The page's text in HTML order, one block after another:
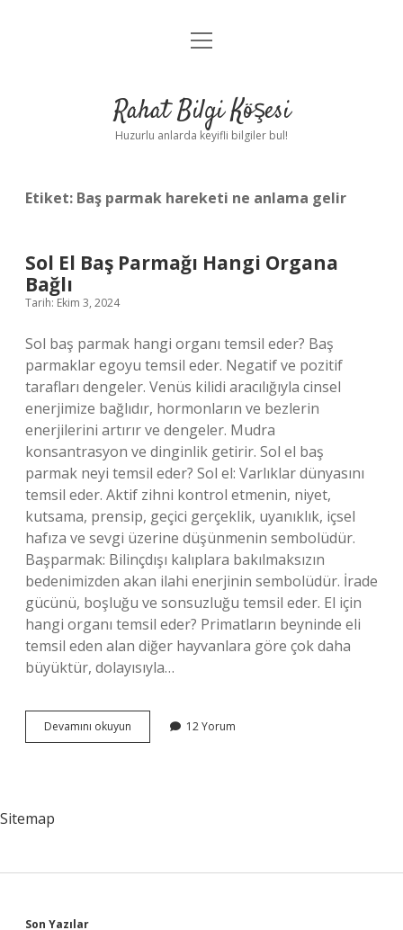
Anasayfa
Yasal Uyarı
menüyü
Rahat Bilgi Köşesi
Huzurlu anlarda keyifli bilgiler bul!
Etiket: Baş parmak hareketi ne anlama gelir
Sol El Baş Parmağı Hangi Organa
Bağlı
Tarih: Ekim 3, 2024
Sol baş parmak hangi organı temsil eder? Baş
parmaklar egoyu temsil eder. Negatif ve pozitif
tarafları dengeler. Venüs kilidi aracılığıyla cinsel
enerjimize bağlıdır, hormonların ve bezlerin
enerjilerini artırır ve dengeler. Mudra
konsantrasyon ve dinginlik getirir. Sol el baş
parmak neyi temsil eder? Sol el: Varlıklar dünyasını
temsil eder. Aktif zihni kontrol etmenin, niyet,
kutsama, prensip, geçici gerçeklik, uyanıklık, içsel
hafıza ve sevgi üzerine düşünmenin sembolüdür.
Başparmak: Bilinçdışı kalıplara bakılmaksızın
bedenimizden akan ilahi enerjinin sembolüdür. İrade
gücünü, boşluğu ve sonsuzluğu temsil eder. El için
hangi organı temsil eder? Primatların beyninde eli
temsil eden alan diğer hayvanlara göre çok daha
büyüktür, dolayısıyla…
Devamını okuyun
El
12 Yorum
Sitemap
Son Yazılar